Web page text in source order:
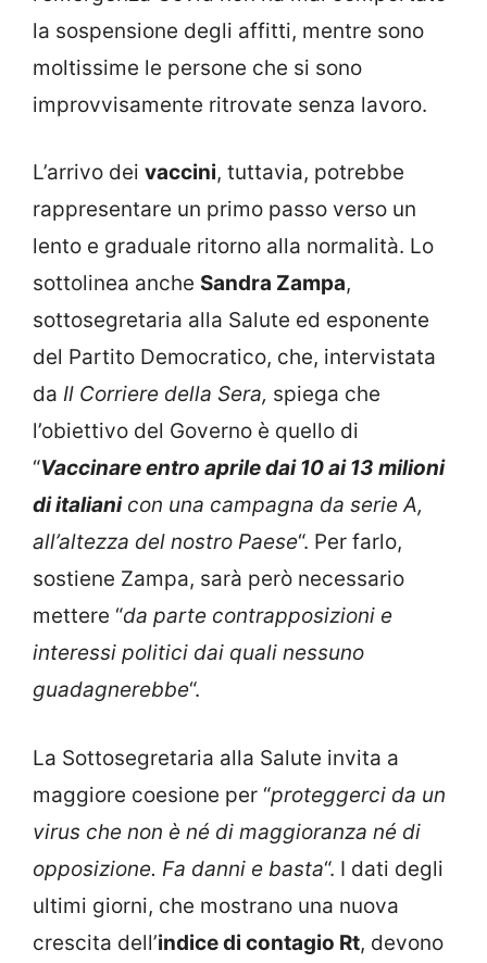
la sospensione degli affitti, mentre sono
moltissime le persone che si sono
improvvisamente ritrovate senza lavoro.
L’arrivo dei vaccini, tuttavia, potrebbe
rappresentare un primo passo verso un
lento e graduale ritorno alla normalità. Lo
sottolinea anche Sandra Zampa,
sottosegretaria alla Salute ed esponente
del Partito Democratico, che, intervistata
da Il Corriere della Sera, spiega che
l’obiettivo del Governo è quello di
“Vaccinare entro aprile dai 10 ai 13 milioni
di italianicon una campagna da serie A,
all’altezza del nostro Paese“. Per farlo,
sostiene Zampa, sarà però necessario
mettere “da parte contrapposizioni e
interessi politici dai quali nessuno
guadagnerebbe“.
La Sottosegretaria alla Salute invita a
maggiore coesione per “proteggerci da un
virus che non è né di maggioranza né di
opposizione. Fa danni e basta“. I dati degli
ultimi giorni, che mostrano una nuova
crescita dell’indice di contagio Rt, devono